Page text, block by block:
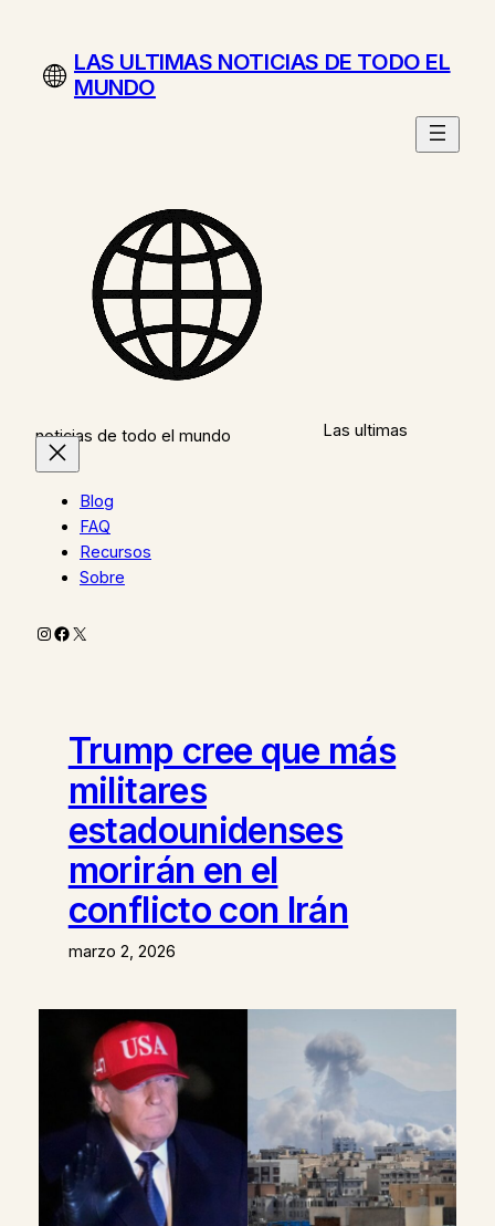
contenidoLAS ULTIMAS NOTICIAS DE TODO EL
MUNDO
Las ultimas
noticias de todo el mundo
Blog
FAQ
Recursos
Sobre
Instagram
Facebook
X
Trump cree que más
militares
estadounidenses
morirán en el
conflicto con Irán
marzo 2, 2026